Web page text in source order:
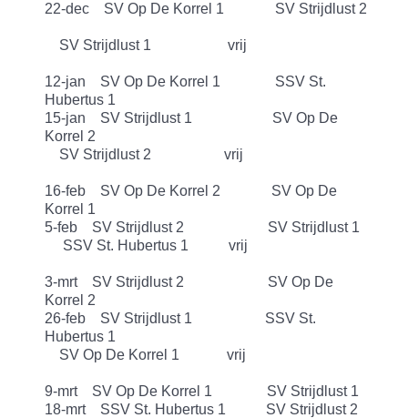
22-dec SV Op De Korrel 1 SV Strijdlust 2
SV Strijdlust 1 vrij
12-jan SV Op De Korrel 1 SSV St.
Hubertus 1
15-jan SV Strijdlust 1 SV Op De
Korrel 2
SV Strijdlust 2 vrij
16-feb SV Op De Korrel 2 SV Op De
Korrel 1
5-feb SV Strijdlust 2 SV Strijdlust 1
SSV St. Hubertus 1 vrij
3-mrt SV Strijdlust 2 SV Op De
Korrel 2
26-feb SV Strijdlust 1 SSV St.
Hubertus 1
SV Op De Korrel 1 vrij
9-mrt SV Op De Korrel 1 SV Strijdlust 1
18-mrt SSV St. Hubertus 1 SV Strijdlust 2